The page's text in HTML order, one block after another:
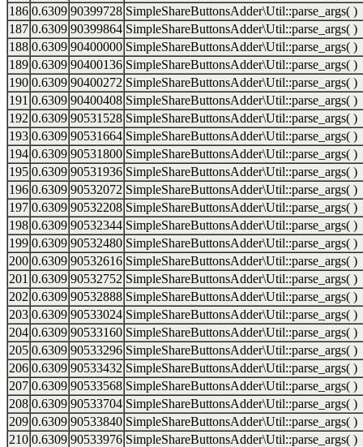
186 0.6309 90399728 SimpleShareButtonsAdder\Util::parse_args( )
187 0.6309 90399864 SimpleShareButtonsAdder\Util::parse_args( )
188 0.6309 90400000 SimpleShareButtonsAdder\Util::parse_args( )
189 0.6309 90400136 SimpleShareButtonsAdder\Util::parse_args( )
190 0.6309 90400272 SimpleShareButtonsAdder\Util::parse_args( )
191 0.6309 90400408 SimpleShareButtonsAdder\Util::parse_args( )
192 0.6309 90531528 SimpleShareButtonsAdder\Util::parse_args( )
193 0.6309 90531664 SimpleShareButtonsAdder\Util::parse_args( )
194 0.6309 90531800 SimpleShareButtonsAdder\Util::parse_args( )
195 0.6309 90531936 SimpleShareButtonsAdder\Util::parse_args( )
196 0.6309 90532072 SimpleShareButtonsAdder\Util::parse_args( )
197 0.6309 90532208 SimpleShareButtonsAdder\Util::parse_args( )
198 0.6309 90532344 SimpleShareButtonsAdder\Util::parse_args( )
199 0.6309 90532480 SimpleShareButtonsAdder\Util::parse_args( )
200 0.6309 90532616 SimpleShareButtonsAdder\Util::parse_args( )
201 0.6309 90532752 SimpleShareButtonsAdder\Util::parse_args( )
202 0.6309 90532888 SimpleShareButtonsAdder\Util::parse_args( )
203 0.6309 90533024 SimpleShareButtonsAdder\Util::parse_args( )
204 0.6309 90533160 SimpleShareButtonsAdder\Util::parse_args( )
205 0.6309 90533296 SimpleShareButtonsAdder\Util::parse_args( )
206 0.6309 90533432 SimpleShareButtonsAdder\Util::parse_args( )
207 0.6309 90533568 SimpleShareButtonsAdder\Util::parse_args( )
208 0.6309 90533704 SimpleShareButtonsAdder\Util::parse_args( )
209 0.6309 90533840 SimpleShareButtonsAdder\Util::parse_args( )
210 0.6309 90533976 SimpleShareButtonsAdder\Util::parse_args( )